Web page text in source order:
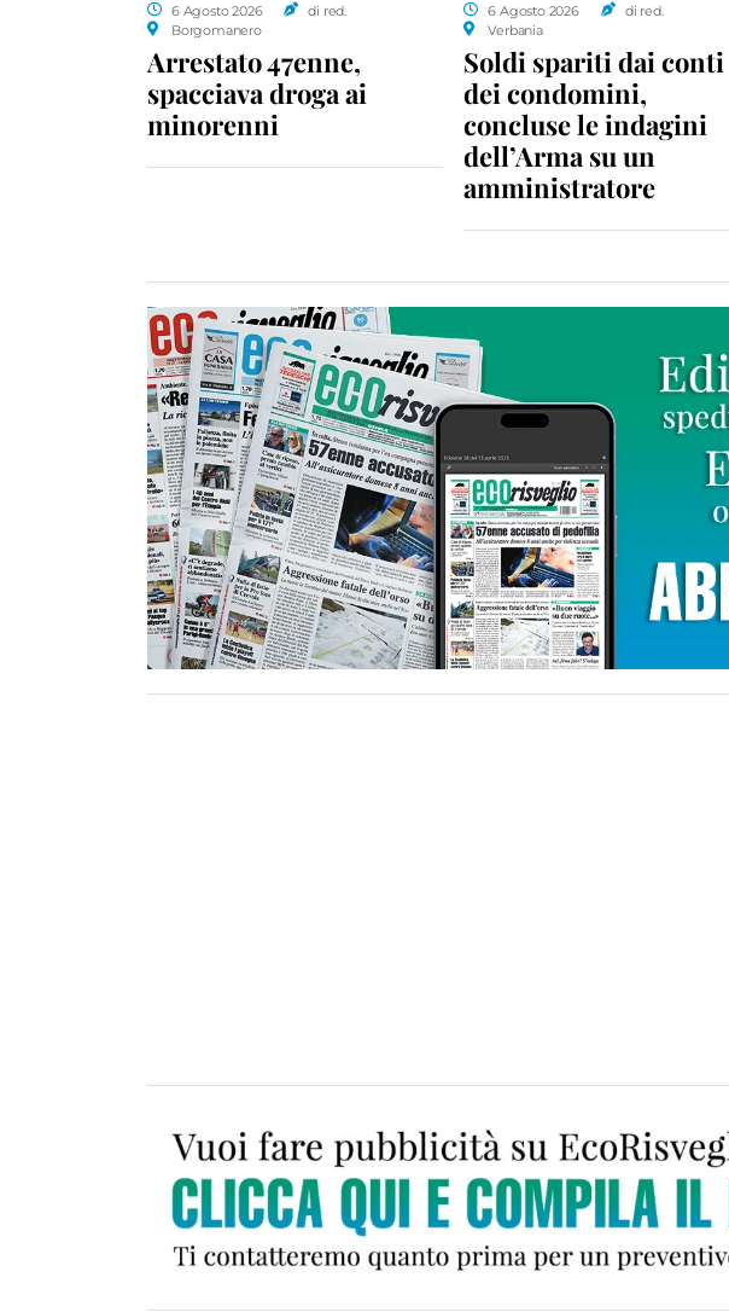
6 Agosto 2026
di red.
Borgomanero
Arrestato 47enne,
spacciava droga ai
minorenni
6 Agosto 2026
di red.
Verbania
Soldi spariti dai conti
dei condomini,
concluse le indagini
dell’Arma su un
amministratore